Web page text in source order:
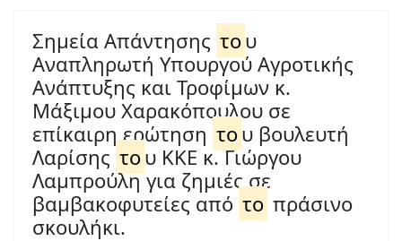
Σημεία Απάντησης το υ
Αναπληρωτή Υπουργού Αγροτικής
Ανάπτυξης και Τροφίμων κ.
Μάξιμου Χαρακόπουλου σε
επίκαιρη ερώτηση το υ βουλευτή
Λαρίσης το υ ΚΚΕ κ. Γιώργου
Λαμπρούλη για ζημιές σε
βαμβακοφυτείες από το πράσινο
σκουλήκι.